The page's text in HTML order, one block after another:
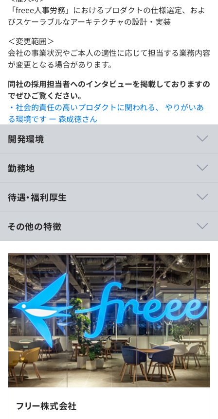
「freee人事労務」におけるプロダクトの仕様選定、およ
びスケーラブルなアーキテクチャの設計・実装
＜変更範囲＞
会社の事業状況やご本人の適性に応じて担当する業務内容
が変更となる場合があります。
同社の採用担当者へのインタビューを掲載しておりますの
でぜひご覧ください。
・社会的責任の高いプロダクトに関われる、 やりがいあ
る環境です ー 森成徳さん
開発環境
イクル
リリースしています。
そのため、新サービスの開発に携わることも多く、最適な
技術の選定からプロダクトの立ち上げに挑戦していただく
ことも多くあります。
会計や人事といった複雑なドメインの中で堅牢さと高パフ
ォーマンスの両立が求められる中、毎日デプロイをおこな
うなどの高速な開発サイクルを実現しています。
■2.幅広い開発領域×新技術のキャッチアップ
基本的にUX・PMとエンジニアがプロジェクト単位チーム
を組んで開発をおこないます。
そのためフロントエンド、バックエンドはもちろん、イン
フラ構築までチャレンジできる環境です。
ほかにもサービス品質を維持し続けつつ、新しい技術に置
き換えるチャレンジも常におこなっており、会社として新
freeeの開発の特徴です。
勤務地
待遇・福利厚生
想定年収：6,500,000円～10,000,000円（ご経験と能力等
に応じて個別に決定いたします）
（例1）年収650万円の場合
月給542,000円（基本給401,000円+みなし労働手当
141,000円）
（例2）年収1,000万円の場合
月給834,000円（基本給617,000円+みなし労働手当
217,000円）
※休日および深夜労働の割増賃金は別途支給
※時間外労働の有無に関わらず月45時間相当分のみなし
その他の特徴
フリー株式会社